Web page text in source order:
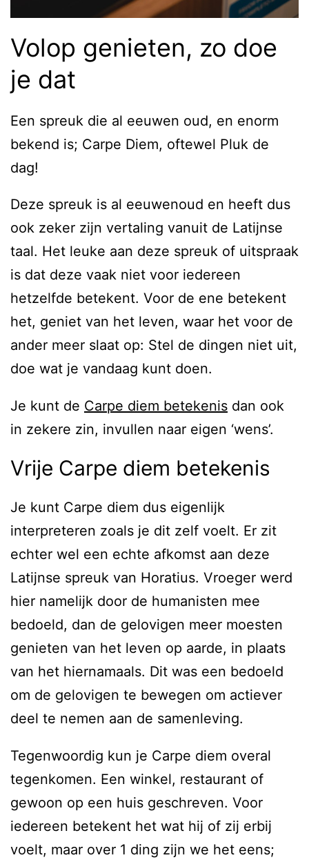
Volop genieten, zo doe
je dat
Een spreuk die al eeuwen oud, en enorm
bekend is; Carpe Diem, oftewel Pluk de
dag!
Deze spreuk is al eeuwenoud en heeft dus
ook zeker zijn vertaling vanuit de Latijnse
taal. Het leuke aan deze spreuk of uitspraak
is dat deze vaak niet voor iedereen
hetzelfde betekent. Voor de ene betekent
het, geniet van het leven, waar het voor de
ander meer slaat op: Stel de dingen niet uit,
doe wat je vandaag kunt doen.
Je kunt de Carpe diem betekenis dan ook
in zekere zin, invullen naar eigen ‘wens’.
Vrije Carpe diem betekenis
Je kunt Carpe diem dus eigenlijk
interpreteren zoals je dit zelf voelt. Er zit
echter wel een echte afkomst aan deze
Latijnse spreuk van Horatius. Vroeger werd
hier namelijk door de humanisten mee
bedoeld, dan de gelovigen meer moesten
genieten van het leven op aarde, in plaats
van het hiernamaals. Dit was een bedoeld
om de gelovigen te bewegen om actiever
deel te nemen aan de samenleving.
Tegenwoordig kun je Carpe diem overal
tegenkomen. Een winkel, restaurant of
gewoon op een huis geschreven. Voor
iedereen betekent het wat hij of zij erbij
voelt, maar over 1 ding zijn we het eens;